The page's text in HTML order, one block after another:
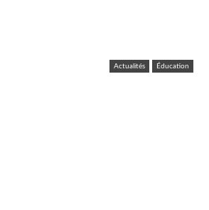
Actualités Éducation